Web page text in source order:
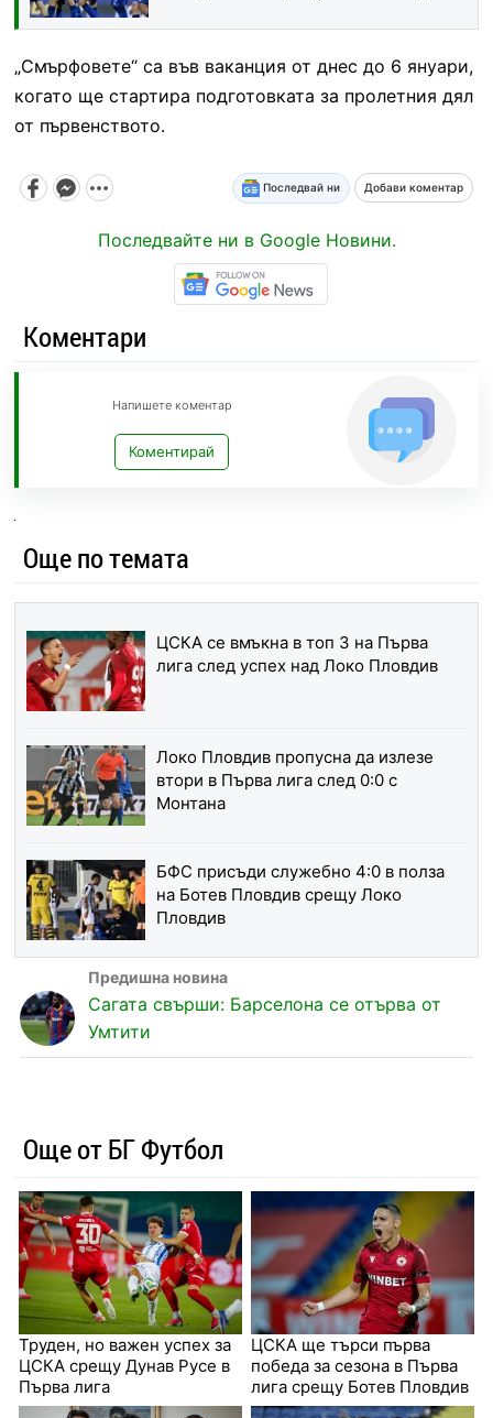
„Смърфовете“ са във ваканция от днес до 6 януари,
когато ще стартира подготовката за пролетния дял
от първенството.
Последвай ни Добави коментар
Последвайте ни в Google Новини.
Коментари
Напишете коментар
Коментирай
Още по темата
ЦСКА се вмъкна в топ 3 на Първа
лига след успех над Локо Пловдив
Локо Пловдив пропусна да излезе
втори в Първа лига след 0:0 с
Монтана
БФС присъди служебно 4:0 в полза
на Ботев Пловдив срещу Локо
Пловдив
Сагата свърши: Барселона се отърва от
Умтити
Още от БГ Футбол
Труден, но важен успех за
ЦСКА срещу Дунав Русе в
Първа лига
ЦСКА ще търси първа
победа за сезона в Първа
лига срещу Ботев Пловдив